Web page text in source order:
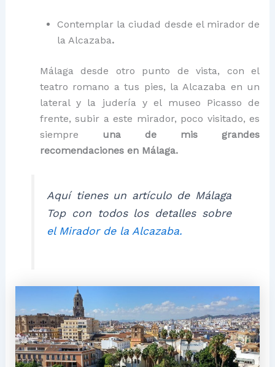
Contemplar la ciudad desde el mirador de
la Alcazaba.
Málaga desde otro punto de vista, con el
teatro romano a tus pies, la Alcazaba en un
lateral y la judería y el museo Picasso de
frente, subir a este mirador, poco visitado, es
siempre una de mis grandes
recomendaciones en Málaga.
Aquí tienes un artículo de Málaga
Top con todos los detalles sobre
el Mirador de la Alcazaba.